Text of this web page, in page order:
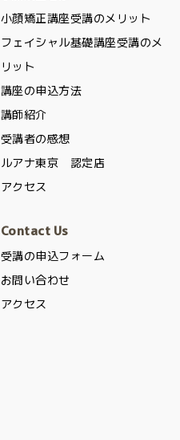
小顔矯正講座受講のメリット
フェイシャル基礎講座受講のメ
リット
講座の申込方法
講師紹介
受講者の感想
ルアナ東京 認定店
アクセス
Contact Us
受講の申込フォーム
お問い合わせ
アクセス